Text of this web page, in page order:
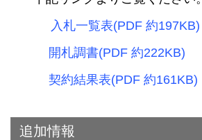
入札一覧表(PDF 約197KB)
開札調書(PDF 約222KB)
契約結果表(PDF 約161KB)
追加情報